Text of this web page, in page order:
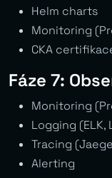
Helm charts
Monitoring
CKA
Fáze 7:
Monitoring
Logging (ELK,
Tracing
Alerting